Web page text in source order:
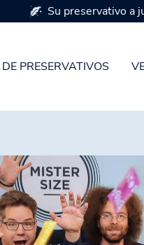
PRESERVATIVOS